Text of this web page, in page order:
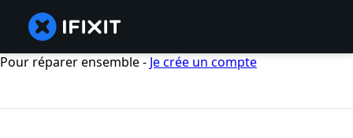
Pour réparer ensemble - Je crée un compte